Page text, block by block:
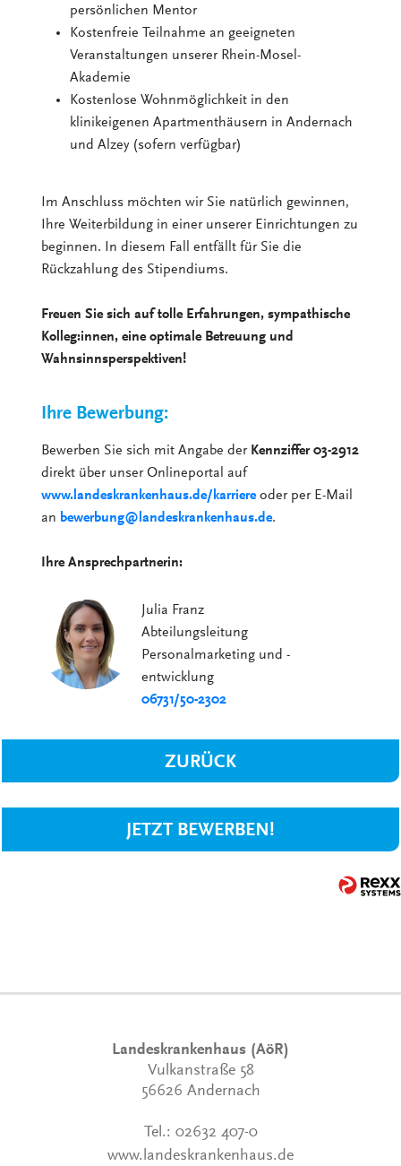
persönlichen Mentor
Kostenfreie Teilnahme an geeigneten
Veranstaltungen unserer Rhein-Mosel-
Akademie
Kostenlose Wohnmöglichkeit in den
klinikeigenen Apartmenthäusern in Andernach
und Alzey (sofern verfügbar)
Im Anschluss möchten wir Sie natürlich gewinnen,
Ihre Weiterbildung in einer unserer Einrichtungen zu
beginnen. In diesem Fall entfällt für Sie die
Rückzahlung des Stipendiums.
Freuen Sie sich auf tolle Erfahrungen, sympathische
Kolleg:innen, eine optimale Betreuung und
Wahnsinnsperspektiven!
Ihre Bewerbung:
Bewerben Sie sich mit Angabe der Kennziffer 03-2912
direkt über unser Onlineportal auf
www.landeskrankenhaus.de/karriereoder per E-Mail
an bewerbung@landeskrankenhaus.de.
Ihre Ansprechpartnerin:
Julia Franz
Abteilungsleitung
Personalmarketing und -
entwicklung
06731/50-2302
ZURÜCK
JETZT BEWERBEN!
Landeskrankenhaus (AöR)
Vulkanstraße 58
56626 Andernach
Tel.: 02632 407-0
www.landeskrankenhaus.de